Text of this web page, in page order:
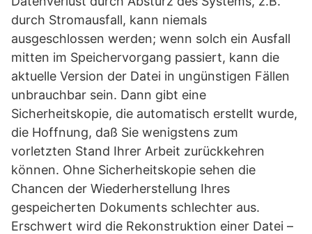
durch Stromausfall, kann niemals
ausgeschlossen werden; wenn solch ein Ausfall
mitten im Speichervorgang passiert, kann die
aktuelle Version der Datei in ungünstigen Fällen
unbrauchbar sein. Dann gibt eine
Sicherheitskopie, die automatisch erstellt wurde,
die Hoffnung, daß Sie wenigstens zum
vorletzten Stand Ihrer Arbeit zurückkehren
können. Ohne Sicherheitskopie sehen die
Chancen der Wiederherstellung Ihres
gespeicherten Dokuments schlechter aus.
Erschwert wird die Rekonstruktion einer Datei –